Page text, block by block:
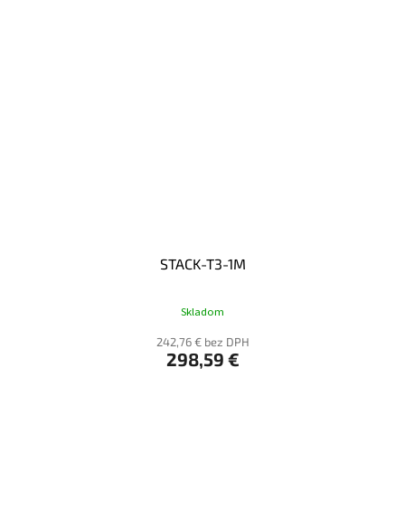
STACK-T3-1M
Skladom
242,76 € bez DPH
298,59 €